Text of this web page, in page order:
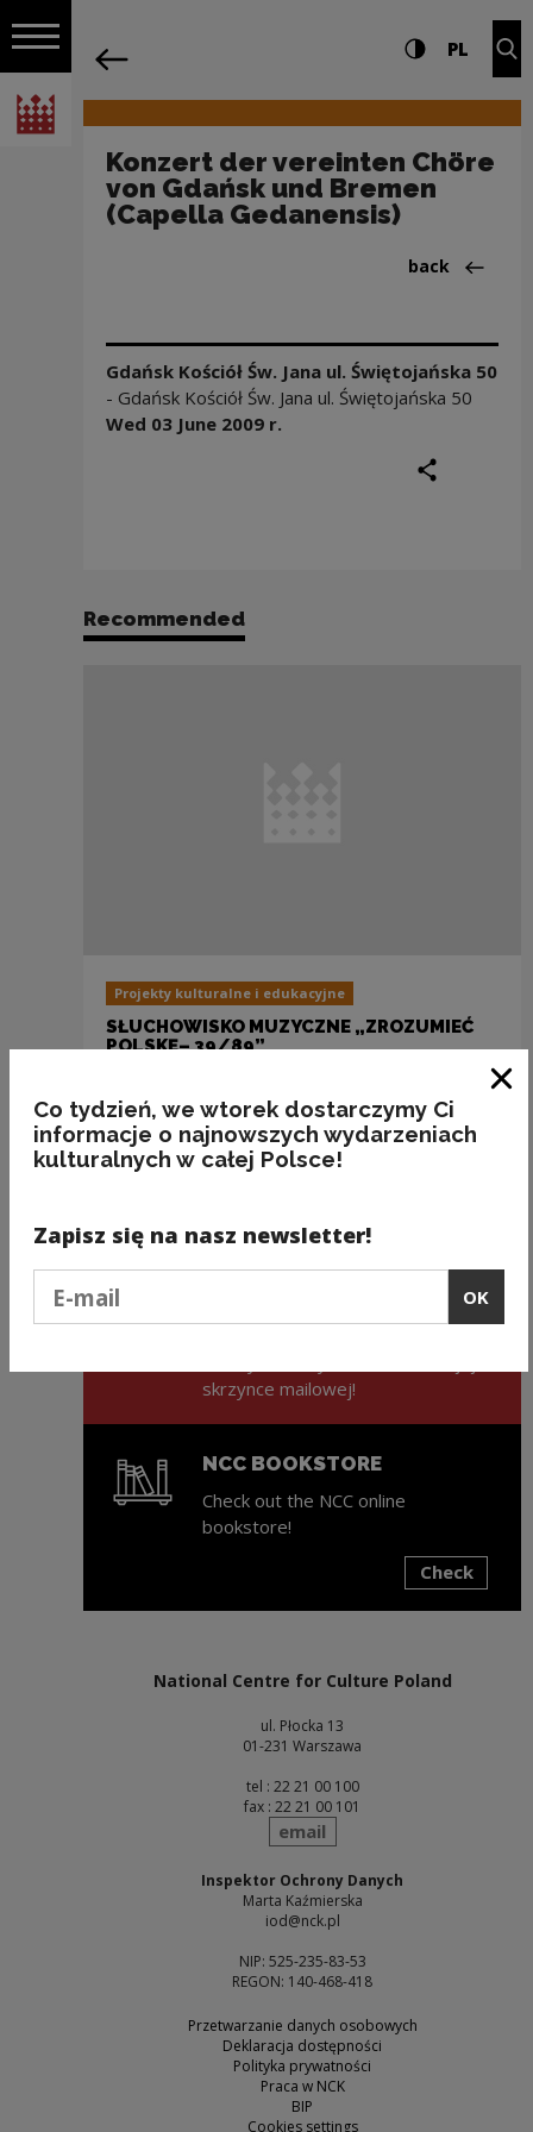
Open navigation
National Centre for Culture Poland
Navigation Settings and search
High contrast
PL
Konzert der vereinten Chöre
von Gdańsk und Bremen
(Capella Gedanensis)
Back
back
Gdańsk Kościół Św. Jana ul. Świętojańska 50
- Gdańsk Kościół Św. Jana ul. Świętojańska 50
Wed 03 June 2009r.
Recommended
Projekty kulturalne i edukacyjne
SŁUCHOWISKO MUZYCZNE „ZROZUMIEĆ
POLSKĘ– 39/89”
ŁÓD
Previous slide
ZAPISZ SIĘ NA NEWSLETTER
skrzynce mailowej!
NCC BOOKSTORE
Check out the NCC online
bookstore!
Check
National Centre for Culture Poland
ul. Płocka 13
01-231 Warszawa
tel : 22 21 00 100
fax : 22 21 00 101
send
email
Inspektor Ochrony Danych
Marta Kaźmierska
iod@nck.pl
NIP: 525-235-83-53
REGON: 140-468-418
Przetwarzanie danych osobowych
Deklaracja dostępności
Polityka prywatności
Praca w NCK
BIP
Cookies settings
Co tydzień, we wtorek dostarczymy Ci
informacje o najnowszych wydarzeniach
kulturalnych w całej Polsce!
Zapisz się na nasz newsletter!
OK